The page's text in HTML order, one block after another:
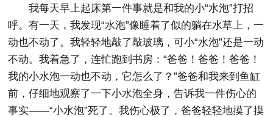
我每天早上起床第一件事就是和我的小“水泡”打招
呼。有一天，我发现“水泡”像睡着了似的躺在水草上，一
动也不动了。我轻轻地敲了敲玻璃，可小“水泡”还是一动
不动。我着急了，连忙跑到书房：“爸爸！爸爸！爸爸！
我的小水泡一动也不动，它怎么了？”爸爸和我来到鱼缸
前，仔细地观察了一下小水泡全身，告诉我一件伤心的
事实——“小水泡”死了。我伤心极了，爸爸轻轻地摸了摸